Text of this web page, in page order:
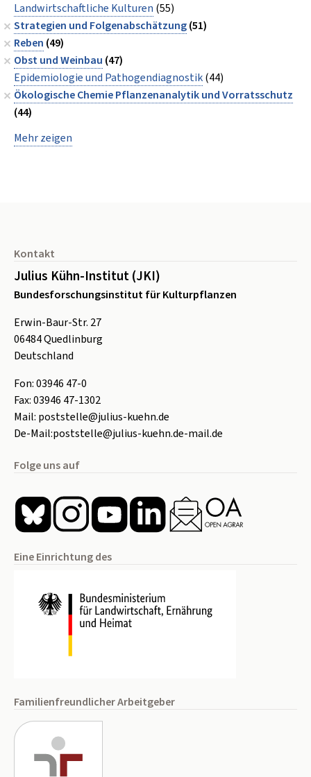
Landwirtschaftliche Kulturen (55)
Strategien und Folgenabschätzung(51)
Reben (49)
Obst und Weinbau (47)
Epidemiologie und Pathogendiagnostik(44)
Ökologische Chemie Pflanzenanalytik und Vorratsschutz
(44)
Mehr zeigen
Kontakt
Julius Kühn-Institut (JKI)
Bundesforschungsinstitut für Kulturpflanzen
Erwin-Baur-Str. 27
06484Quedlinburg
Deutschland
Fon:03946 47-0
Fax:03946 47-1302
Mail: poststelle@julius-kuehn.de
De-Mail:poststelle@julius-kuehn.de-mail.de
Folge uns auf
Eine Einrichtung des
Familienfreundlicher Arbeitgeber